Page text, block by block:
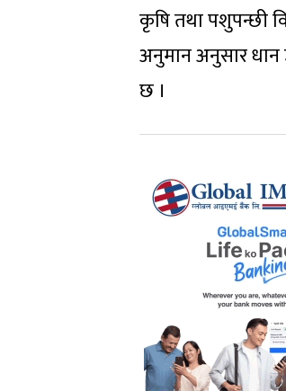
कृषि तथा पशुपन्छी
अनुमान अनुसार धान
छ ।